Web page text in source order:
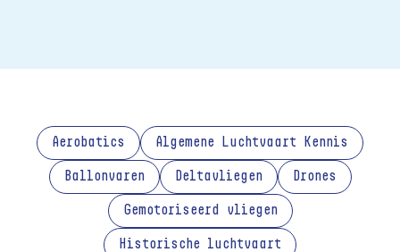
Aerobatics Algemene Luchtvaart Kennis
Ballonvaren Deltavliegen Drones
Gemotoriseerd vliegen
Historische luchtvaart